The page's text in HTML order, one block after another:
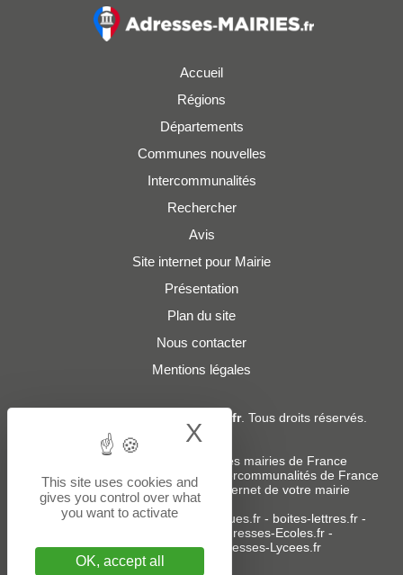
Accueil
Régions
Départements
Communes nouvelles
Intercommunalités
Rechercher
Avis
Site internet pour Mairie
Présentation
Plan du site
Nous contacter
Mentions légales
Adresses-Mairies.fr. Tous droits réservés.
Services :
Liste des adresses e-mails des mairies de France
Liste des adresses e-mails des intercommunalités de France
-Création ou refonte du site internet de votre mairie
Sites partenaires:donneespubliques.fr- boites-lettres.fr-
Adresses-Ecoles.fr -
Adresses-Colleges.fr- Adresses-Lycees.fr
This site uses cookies and
gives you control over what
you want to activate
OK, accept all
X